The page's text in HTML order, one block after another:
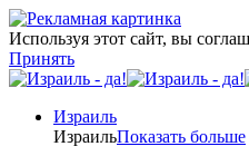
Используя этот сайт, вы
Принять
Израиль
ИзраильПоказать больше